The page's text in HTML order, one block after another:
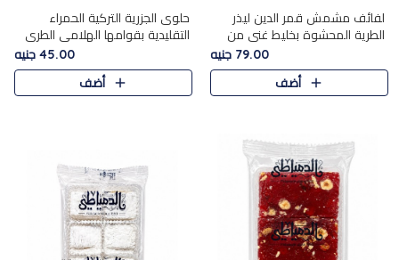
لفائف مشمش قمر الدين ليذر
الطرية المحشوة بخليط غني من
جوز الهند الأبيض والمكسرات
الفاخرة، يقدم المذاق الحلو
الطبيعي لقمر الدين و تجمع بين
79.00 جنيه
أضف
حلوى الجزرية التركية الحمراء
التقليدية بقوامها الهلامي الطري
ولونها الأحمر المميز، محشوة
بسخاء بالفول السوداني المحمص
لتمنحك توازنًا رائعًا ..
45.00 جنيه
أضف